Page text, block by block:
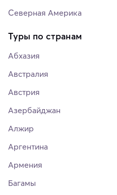
Северная Америка
Туры по странам
Абхазия
Австралия
Австрия
Азербайджан
Алжир
Аргентина
Армения
Багамы